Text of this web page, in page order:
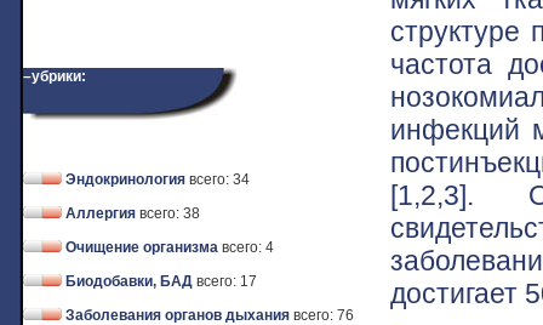
–убрики:
Эндокринология всего: 34
Аллергия всего: 38
Очищение организма всего: 4
Биодобавки, БАД всего: 17
Заболевания органов дыхания всего: 76
структуре
частота
инфекций
[1,2,3].
достигает